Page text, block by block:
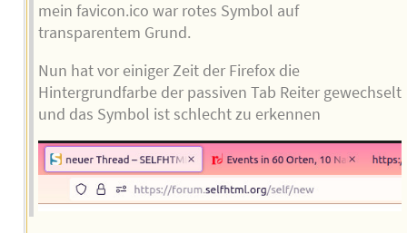
mein favicon.ico war rotes Symbol auf
transparentem Grund.
Nun hat vor einiger Zeit der Firefox die
Hintergrundfarbe der passiven Tab Reiter gewechselt
und das Symbol ist schlecht zu erkennen